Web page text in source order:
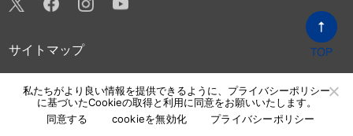
サイトマップ
Copyright © Beetech Inc.
私たちがより良い情報を提供できるように、プライバシーポリシー
に基づいたCookieの取得と利用に同意をお願いいたします。
同意する
cookieを無効化 プライバシーポリシー